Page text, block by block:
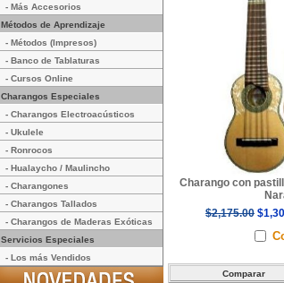
- Más Accesorios
Métodos de Aprendizaje
- Métodos (Impresos)
- Banco de Tablaturas
- Cursos Online
Charangos Especiales
- Charangos Electroacústicos
- Ukulele
- Ronrocos
- Hualaycho / Maulincho
- Charangones
- Charangos Tallados
- Charangos de Maderas Exóticas
Servicios Especiales
- Los más Vendidos
Charango con
$2,175.00